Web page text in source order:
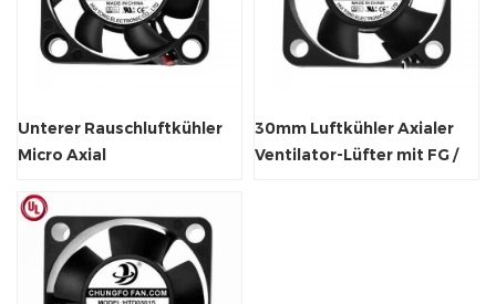
Unterer Rauschluftkühler
Micro Axial
30mm Luftkühler Axialer
Ventilator-Lüfter mit FG /